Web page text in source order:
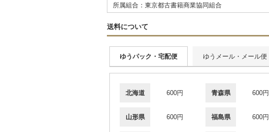
所属組合：東京都古書籍商業協同組合
送料について
ゆうパック・宅配便 ゆうメール・メール便
北海道 600円 青森県 600円
山形県 600円 福島県 600円